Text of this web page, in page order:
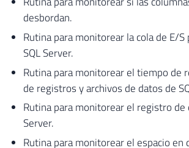
desbordan.
Rutina para monitorear la cola de E/
SQL Server.
Rutina para monitorear el tiempo de
de registros y archivos de datos de
Rutina para monitorear el registro de
Server.
Rutina para monitorear el espacio en